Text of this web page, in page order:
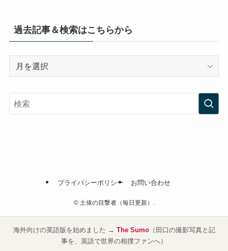
過去記事＆検索はこちらから
事
＆
プライバシーポリシー お問い合わせ
©土俵の目撃者（毎日更新）.
海外向けの英語版を始めました → The Sumo（田口の撮影写真と記
事を、英語で世界の相撲ファンへ）